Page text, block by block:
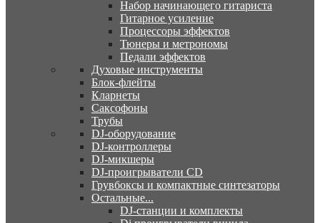
Набор начинающего гитариста
Гитарное усиление
Процессоры эффектов
Тюнеры и метрономы
Педали эффектов
Духовые инструменты
Блок-флейты
Кларнеты
Саксофоны
Трубы
DJ-оборудование
DJ-контроллеры
DJ-микшеры
DJ-проигрыватели CD
Грувбоксы и компактные синтезаторы
Остальные...
DJ-станции и комплекты